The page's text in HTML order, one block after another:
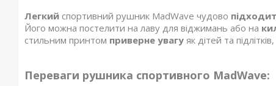
Легкий спортивний рушник MadWave чудово
Його можна постелити на лаву для віджимань або на
стильним принтом приверне увагу як дітей та
Переваги рушника спортивного MadWave: